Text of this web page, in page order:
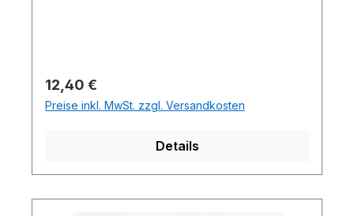
Regulärer Preis:
12,40 €
Preise inkl. MwSt. zzgl. Versandkosten
Details